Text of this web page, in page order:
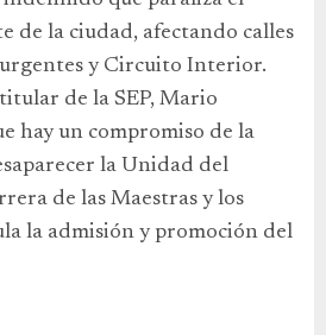
de la ciudad, afectando calles
y Circuito Interior.
de la SEP, Mario
hay un compromiso de la
la Unidad del
de las Maestras y los
la admisión y promoción del